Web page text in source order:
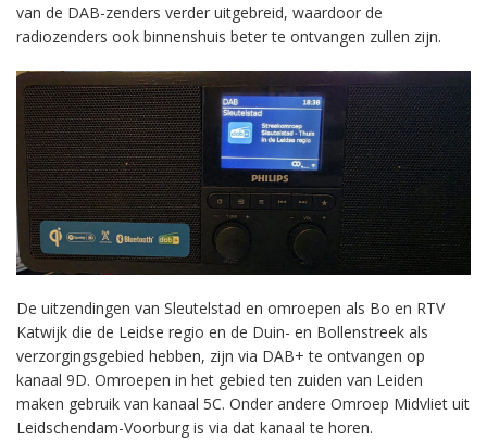
van de DAB-zenders verder uitgebreid, waardoor de
radiozenders ook binnenshuis beter te ontvangen zullen zijn.
De uitzendingen van Sleutelstad en omroepen als Bo en RTV
Katwijk die de Leidse regio en de Duin- en Bollenstreek als
verzorgingsgebied hebben, zijn via DAB+ te ontvangen op
kanaal 9D. Omroepen in het gebied ten zuiden van Leiden
maken gebruik van kanaal 5C. Onder andere Omroep Midvliet uit
Leidschendam-Voorburg is via dat kanaal te horen.